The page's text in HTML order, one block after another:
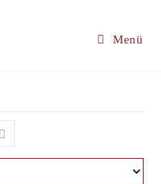
Menü